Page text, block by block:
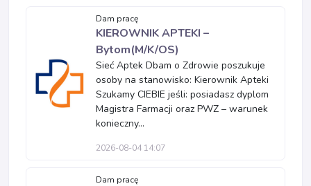
Dam pracę
KIEROWNIK APTEKI –
Bytom(M/K/OS)
Sieć Aptek Dbam o Zdrowie poszukuje
osoby na stanowisko: Kierownik Apteki
Szukamy CIEBIE jeśli: posiadasz dyplom
Magistra Farmacji oraz PWZ – warunek
konieczny...
2026-08-04 14:07
Dam pracę